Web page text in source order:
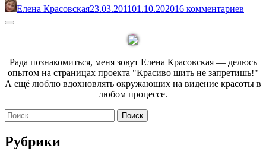
прямую
юбку-
шитью»
Елена Красовская23.03.201101.10.202016 комментариев
Sidebar
Рада познакомиться, меня зовут Елена Красовская — делюсь
опытом на страницах проекта "Красиво шить не запретишь!"
А ещё люблю вдохновлять окружающих на видение красоты в
любом процессе.
Найти:
Рубрики